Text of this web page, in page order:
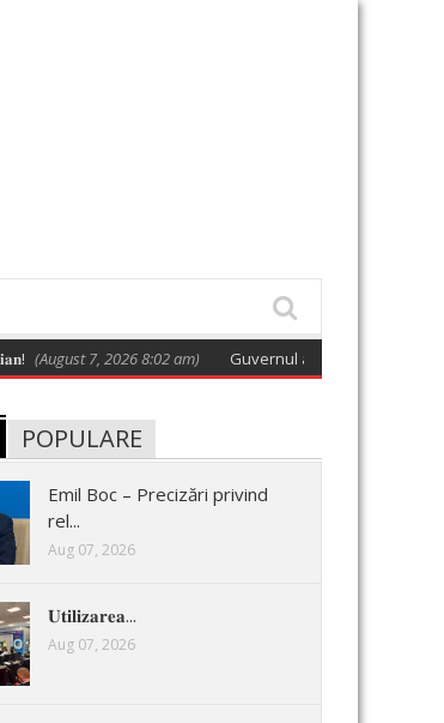
(August 7, 2026 8:02 am) Guvernul a adoptat o hotărâre
POPULARE
Emil Boc – Precizări privind
rel...
Aug 07, 2026
𝐔𝐭𝐢𝐥𝐢𝐳𝐚𝐫𝐞𝐚...
Aug 07, 2026